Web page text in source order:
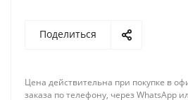
Поделиться
Цена действительна при покупке в
заказа по телефону, через WhatsApp